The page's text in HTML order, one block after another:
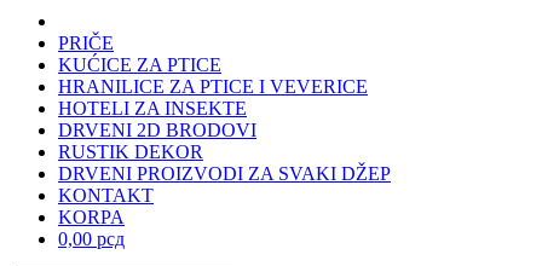
PRIČE
KUĆICE ZA PTICE
HRANILICE ZA PTICE I VEVERICE
HOTELI ZA INSEKTE
DRVENI 2D BRODOVI
RUSTIK DEKOR
DRVENI PROIZVODI ZA SVAKI DŽEP
KONTAKT
KORPA
0,00 рсд